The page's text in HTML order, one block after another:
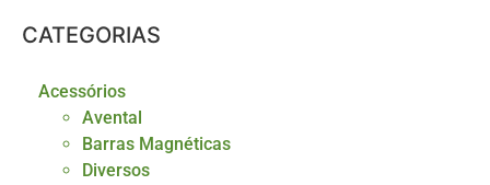
CATEGORIAS
Acessórios
Avental
Barras Magnéticas
Diversos